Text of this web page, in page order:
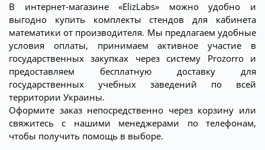
В интернет-магазине «ElizLabs» можно удобно и
выгодно купить комплекты стендов для кабинета
математики от производителя. Мы предлагаем удобные
условия оплаты, принимаем активное участие в
государственных закупках через систему Prozorro и
предоставляем бесплатную доставку для
государственных учебных заведений по всей
территории Украины.
Оформите заказ непосредственно через корзину или
свяжитесь с нашими менеджерами по телефонам,
чтобы получить помощь в выборе.